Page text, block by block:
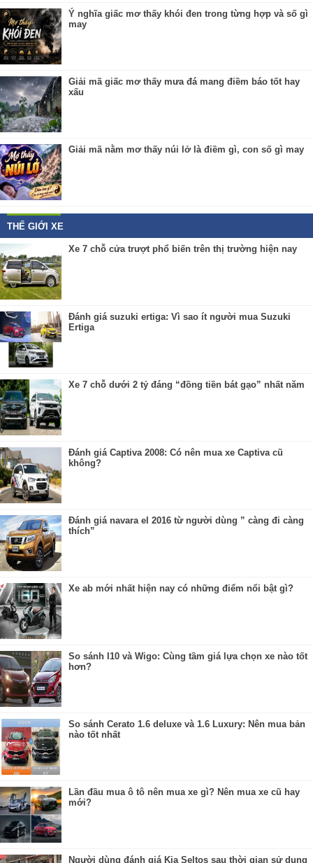
Ý nghĩa giấc mơ thấy khói đen trong từng hợp và số gì
may
Giải mã giấc mơ thấy mưa đá mang điềm báo tốt hay
xấu
Giải mã nằm mơ thấy núi lở là điềm gì, con số gì may
THẾ GIỚI XE
Xe 7 chỗ cửa trượt phổ biến trên thị trường hiện nay
Đánh giá suzuki ertiga: Vì sao ít người mua Suzuki
Ertiga
Xe 7 chỗ dưới 2 tỷ đáng “đồng tiền bát gạo” nhất năm
Đánh giá Captiva 2008: Có nên mua xe Captiva cũ
không?
Đánh giá navara el 2016 từ người dùng ” càng đi càng
thích”
Xe ab mới nhất hiện nay có những điểm nổi bật gì?
So sánh I10 và Wigo: Cùng tầm giá lựa chọn xe nào tốt
hơn?
So sánh Cerato 1.6 deluxe và 1.6 Luxury: Nên mua bản
nào tốt nhất
Lần đầu mua ô tô nên mua xe gì? Nên mua xe cũ hay
mới?
Người dùng đánh giá Kia Seltos sau thời gian sử dụng